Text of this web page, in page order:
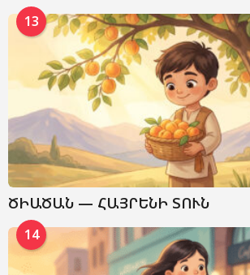
13
ԾԻԱԾԱՆ — ՀԱՅՐԵՆԻ ՏՈՒՆ
14